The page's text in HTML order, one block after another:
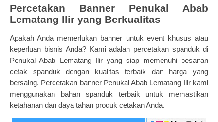
Percetakan Banner Penukal Abab
Lematang Ilir yang Berkualitas
Apakah Anda memerlukan banner untuk event khusus atau
keperluan bisnis Anda? Kami adalah percetakan spanduk di
Penukal Abab Lematang Ilir yang siap memenuhi pesanan
cetak spanduk dengan kualitas terbaik dan harga yang
bersaing. Percetakan banner Penukal Abab Lematang Ilir kami
menggunakan bahan spanduk terbaik untuk memastikan
ketahanan dan daya tahan produk cetakan Anda.